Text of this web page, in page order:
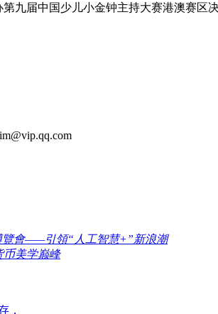
届中国少儿小金钟主持大赛港澳赛区
覽會——引領“人工智慧+”新浪潮
币美学巅峰
，